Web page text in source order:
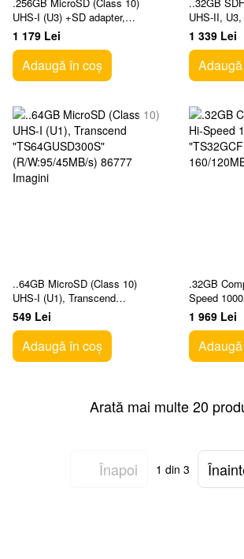
UHS-I (U3) +SD adapter,
Transcend "TS256GUSD300S"
(R/W:95/40MB/s)
1 179 Lei
Adaugă în coș
UHS-II,
Speed (R/
1 339 Lei
..64GB MicroSD (Class 10)
UHS-I (U1), Transcend
"TS64GUSD300S"
(R/W:95/45MB/s)
549 Lei
Adaugă în coș
.32GB
Speed
160/120MB/
1 969 Lei
Arată mai multe 20
Înapoi 1 din 3